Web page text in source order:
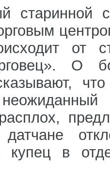
старинной
от
О
в